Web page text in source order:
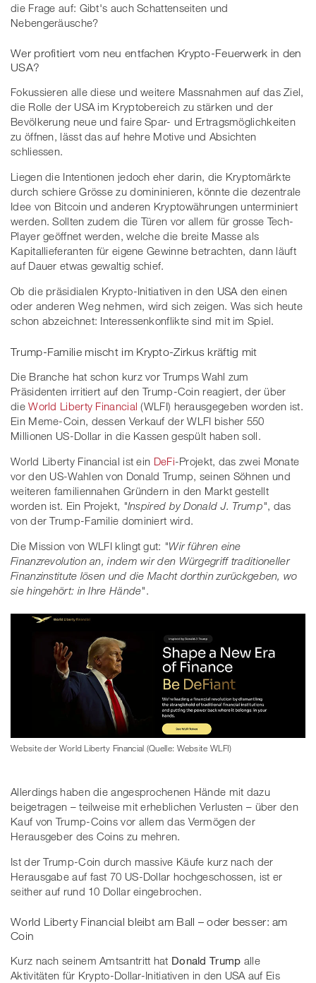
die Frage auf: Gibt's auch Schattenseiten und
Nebengeräusche?
Wer profitiert vom neu entfachen Krypto-Feuerwerk in den
USA?
Fokussieren alle diese und weitere Massnahmen auf das Ziel,
die Rolle der USA im Kryptobereich zu stärken und der
Bevölkerung neue und faire Spar- und Ertragsmöglichkeiten
zu öffnen, lässt das auf hehre Motive und Absichten
schliessen.
Liegen die Intentionen jedoch eher darin, die Kryptomärkte
durch schiere Grösse zu domininieren, könnte die dezentrale
Idee von Bitcoin und anderen Kryptowährungen unterminiert
werden. Sollten zudem die Türen vor allem für grosse Tech-
Player geöffnet werden, welche die breite Masse als
Kapitallieferanten für eigene Gewinne betrachten, dann läuft
auf Dauer etwas gewaltig schief.
Ob die präsidialen Krypto-Initiativen in den USA den einen
oder anderen Weg nehmen, wird sich zeigen. Was sich heute
schon abzeichnet: Interessenkonflikte sind mit im Spiel.
Trump-Familie mischt im Krypto-Zirkus kräftig mit
Die Branche hat schon kurz vor Trumps Wahl zum
Präsidenten irritiert auf den Trump-Coin reagiert, der über
dieWorld Liberty Financial (WLFI) herausgegeben worden ist.
Ein Meme-Coin, dessen Verkauf der WLFI bisher 550
Millionen US-Dollar in die Kassen gespült haben soll.
World Liberty Financial ist ein DeFi-Projekt, das zwei Monate
vor den US-Wahlen von Donald Trump, seinen Söhnen und
weiteren familiennahen Gründern in den Markt gestellt
worden ist. Ein Projekt,
"Inspired by Donald J. Trump" , das
von der Trump-Familie dominiert wird.
Die Mission von WLFI klingt gut: "Wir führen eine
Finanzrevolution an, indem wir den Würgegriff traditioneller
Finanzinstitute lösen und die Macht dorthin zurückgeben, wo
sie hingehört: in Ihre Hände"
Website der World Liberty Financial (Quelle: Website WLFI)
Allerdings haben die angesprochenen Hände mit dazu
beigetragen – teilweise mit erheblichen Verlusten – über den
Kauf von Trump-Coins vor allem das Vermögen der
Herausgeber des Coins zu mehren.
Ist der Trump-Coin durch massive Käufe kurz nach der
Herausgabe auf fast 70 US-Dollar hochgeschossen, ist er
seither auf rund 10 Dollar eingebrochen.
World Liberty Financial bleibt am Ball – oder besser: am
Coin
Kurz nach seinem Amtsantritt hat Donald Trump alle
Aktivitäten für Krypto-Dollar-Initiativen in den USA auf Eis